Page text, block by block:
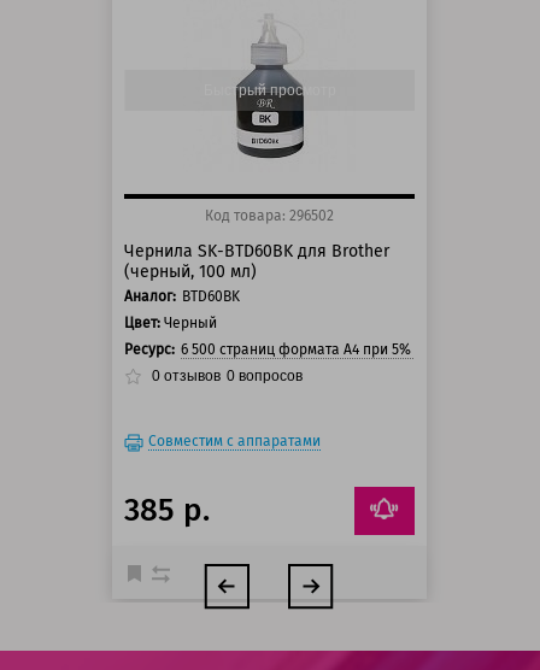
Быстрый просмотр
Код товара: 296502
Чернила SK-BTD60BK для Brother
(черный, 100 мл)
Аналог: BTD60BK
Цвет: Черный
Ресурс: 6 500 страниц формата А4 при 5% заполнении
0 отзывов 0 вопросов
Совместим с аппаратами
385 р.